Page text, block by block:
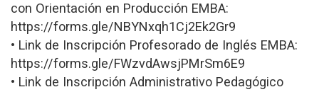
con Orientación en Producción EMBA:
https://forms.gle/NBYNxqh1Cj2Ek2Gr9
• Link de Inscripción Profesorado de Inglés EMBA:
https://forms.gle/FWzvdAwsjPMrSm6E9
• Link de Inscripción Administrativo Pedagógico